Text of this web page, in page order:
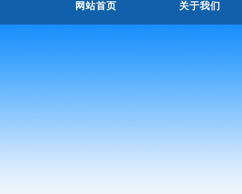
网站首页 关于我们